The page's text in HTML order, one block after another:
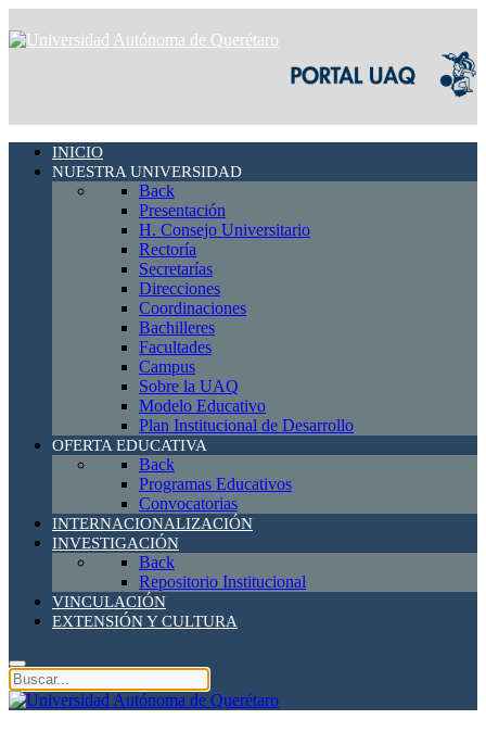
INICIO
NUESTRA UNIVERSIDAD
Back
Presentación
H. Consejo Universitario
Rectoría
Secretarías
Direcciones
Coordinaciones
Bachilleres
Facultades
Campus
Sobre la UAQ
Modelo Educativo
Plan Institucional de Desarrollo
OFERTA EDUCATIVA
Back
Programas Educativos
Convocatorias
INTERNACIONALIZACIÓN
INVESTIGACIÓN
Back
Repositorio Institucional
VINCULACIÓN
EXTENSIÓN Y CULTURA